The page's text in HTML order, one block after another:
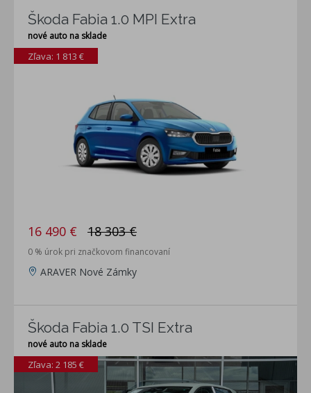
Škoda Fabia 1.0 MPI Extra
nové auto na sklade
Zľava: 1 813 €
16 490 € 18 303 €
0 % úrok pri značkovom financovaní
ARAVER Nové Zámky
Škoda Fabia 1.0 TSI Extra
nové auto na sklade
Zľava: 2 185 €